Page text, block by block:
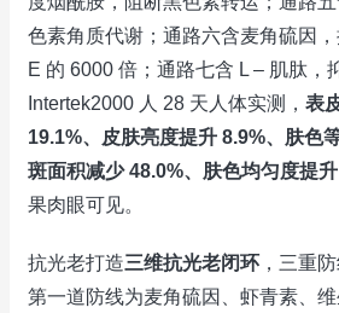
色素角质代谢；通路六含麦角硫因
E 的 6000 倍；通路七含 L – 肌肽，
Intertek2000 人 28 天人体实测， 表
19.1%、皮肤亮度提升 8.9%、肤色
斑面积减少 48.0%、肤色均匀度提
果肉眼可见。
抗光老打造三维抗光老闭环 ，三重
第一道防线为麦角硫因、虾青素、